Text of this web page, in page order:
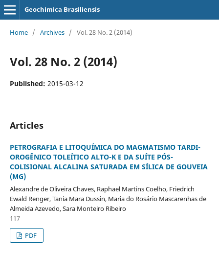
Geochimica Brasiliensis
Home / Archives / Vol. 28 No. 2 (2014)
Vol. 28 No. 2 (2014)
Published: 2015-03-12
Articles
PETROGRAFIA E LITOQUÍMICA DO MAGMATISMO TARDI-
OROGÊNICO TOLEÍTICO ALTO-K E DA SUÍTE PÓS-
COLISIONAL ALCALINA SATURADA EM SÍLICA DE GOUVEIA
(MG)
Alexandre de Oliveira Chaves, Raphael Martins Coelho, Friedrich
Ewald Renger, Tania Mara Dussin, Maria do Rosário Mascarenhas de
Almeida Azevedo, Sara Monteiro Ribeiro
117
PDF